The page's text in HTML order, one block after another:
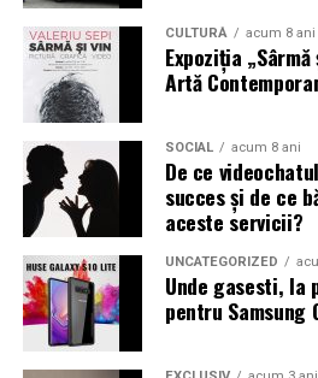
Tratamentul medicamentos —
infertilitate?
Tratamentul hormonal al
(contraceptive, progestative,
îmbunătățește fertilitateași nu
scopul de a crește șansele de
hormonală oprește funcția
posibilitate de concepție pe
Analogii GnRH sunt folosiți
a reduce volumul și
chirurgia), sau
postoperator
Operațiuni de ajutor
infrastructură energetică
„Există un decalaj
structural între
cerințele actuale
fondurilor
care impun
CULTURĂ acum 8 ani
Expoziția
Artă
SOCIAL acum 8 ani
De ce
succes și de ce
aceste servicii?
UNCATEGORIZED
Unde gasesti, la
pentru Samsung